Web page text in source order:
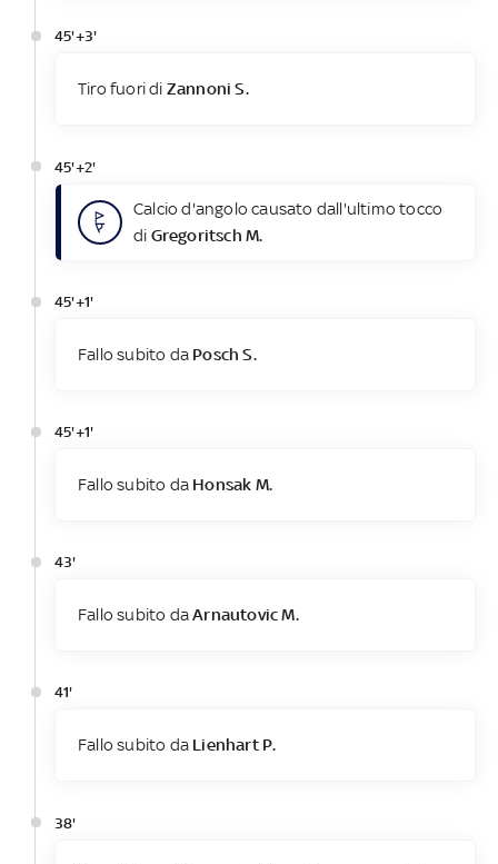
45'+3'
Tiro fuori di Zannoni S.
45'+2'
Calcio d'angolo causato dall'ultimo tocco
di Gregoritsch M.
45'+1'
Fallo subito da Posch S.
45'+1'
Fallo subito da Honsak M.
43'
Fallo subito daArnautovic M.
41'
Fallo subito da Lienhart P.
38'